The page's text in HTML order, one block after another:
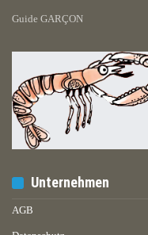
Guide GARÇON
Unternehmen
AGB